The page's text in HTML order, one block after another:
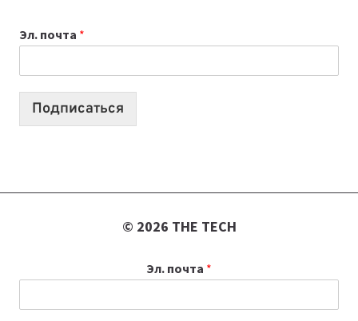
2026:
10
Эл. почта *
Подписаться
© 2026 THE TECH
Эл. почта *